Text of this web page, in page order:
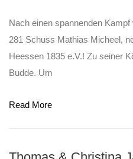
Nach einen spannenden
281 Schuss Mathias Micheel,
Heessen 1835 e.V.! Zu seiner
Budde. Um
Read More